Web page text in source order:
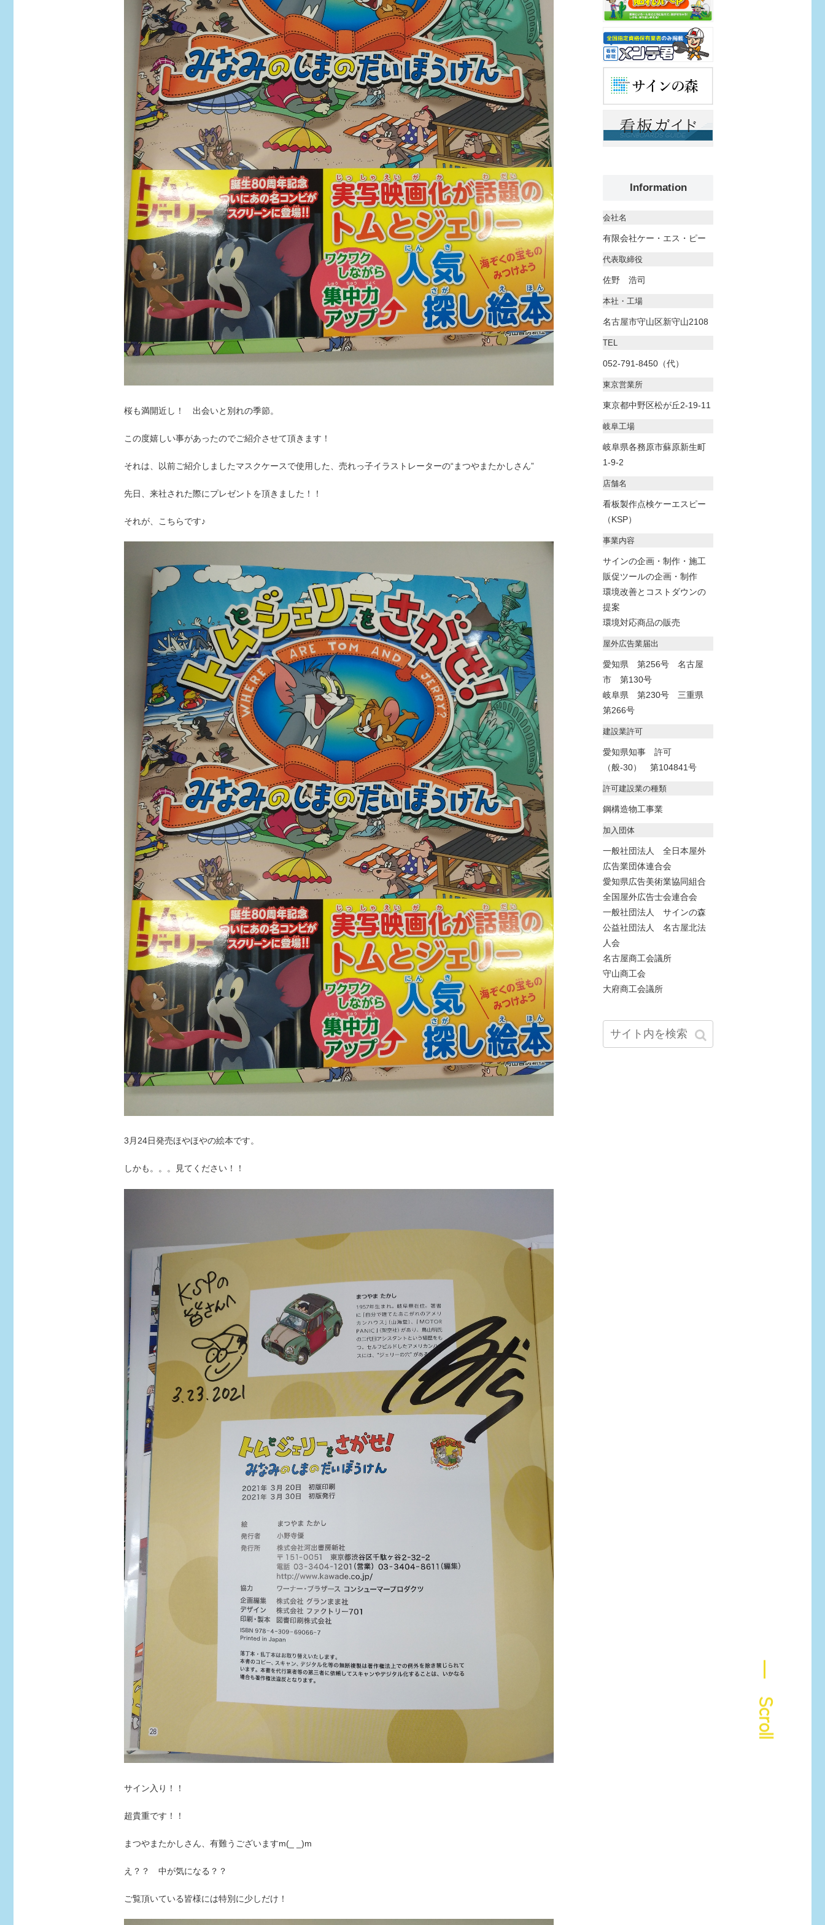
― Scroll
桜も満開近し！ 出会いと別れの季節。
この度嬉しい事があったのでご紹介させて頂きます！
それは、以前ご紹介しましたマスクケースで使用した、売れっ子イラストレーターの“まつやまたかしさん”
先日、来社された際にプレゼントを頂きました！！
それが、こちらです♪
3月24日発売ほやほやの絵本です。
しかも。。。見てください！！
サイン入り！！
超貴重です！！
まつやまたかしさん、有難うございますm(_ _)m
え？？ 中が気になる？？
ご覧頂いている皆様には特別に少しだけ！
Information
会社名
有限会社ケー・エス・ピー
代表取締役
佐野 浩司
本社・工場
名古屋市守山区新守山2108
TEL
052-791-8450（代）
東京営業所
東京都中野区松が丘2-19-11
岐阜工場
岐阜県各務原市蘇原新生町
1-9-2
店舗名
看板製作点検ケーエスピー
（KSP）
事業内容
サインの企画・制作・施工
販促ツールの企画・制作
環境改善とコストダウンの
提案
環境対応商品の販売
屋外広告業届出
愛知県 第256号 名古屋
市 第130号
岐阜県 第230号 三重県
第266号
建設業許可
愛知県知事 許可
（般-30） 第104841号
許可建設業の種類
鋼構造物工事業
加入団体
一般社団法人 全日本屋外
広告業団体連合会
愛知県広告美術業協同組合
全国屋外広告士会連合会
一般社団法人 サインの森
公益社団法人 名古屋北法
人会
名古屋商工会議所
守山商工会
大府商工会議所